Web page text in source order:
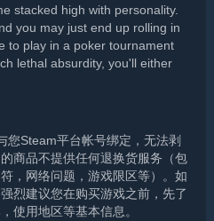
stacked high with personality.
you may just end up rolling in
to play in a poker tournament
lethal absurdity, you'll either
您Steam平台帐号绑定，无法剥
商品不提供任何退换货服务（包
，网络问题，游戏限区等）。如
烈建议您在购买游戏之前，先了
使用地区等基本信息。